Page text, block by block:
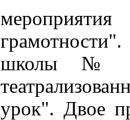
школы №
урок". Двое